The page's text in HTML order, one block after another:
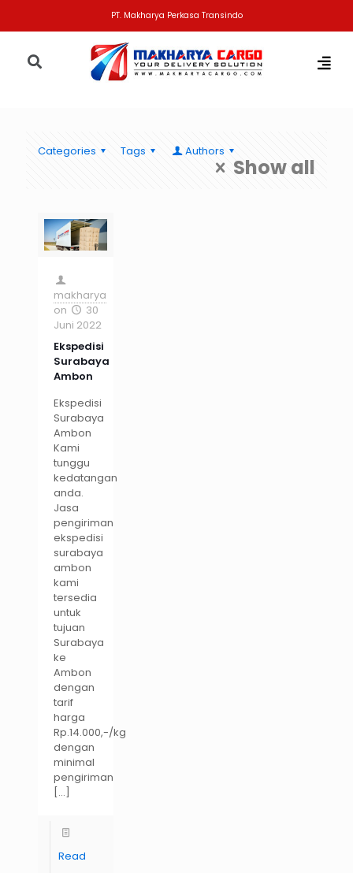
PT. Makharya Perkasa Transindo
Categories Tags Authors
Show all
makharya
on
30
Juni 2022
Ekspedisi
Surabaya
Ambon
Ekspedisi
Surabaya
Ambon
Kami
tunggu
kedatangan
anda.
Jasa
pengiriman
ekspedisi
surabaya
ambon
kami
tersedia
untuk
tujuan
Surabaya
ke
Ambon
dengan
tarif
harga
Rp.14.000,-/kg
dengan
minimal
pengiriman
[…]
Read